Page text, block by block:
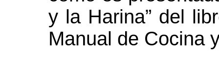
y la Harina” del
Manual de Cocina